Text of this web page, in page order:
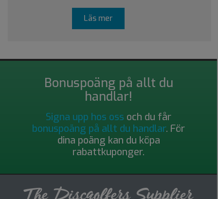
Läs mer
Bonuspoäng på allt du
handlar!
Signa upp hos oss och du får
bonuspoäng på allt du handlar. För
dina poäng kan du köpa
rabattkuponger.